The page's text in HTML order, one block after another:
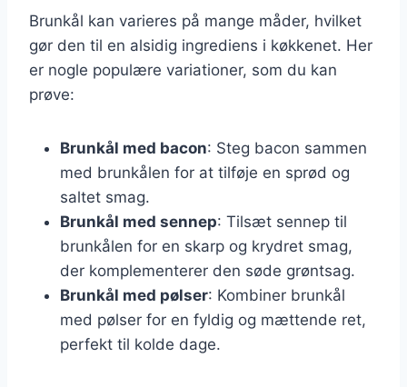
Brunkål kan varieres på mange måder, hvilket
gør den til en alsidig ingrediens i køkkenet. Her
er nogle populære variationer, som du kan
prøve:
Brunkål med bacon: Steg bacon sammen
med brunkålen for at tilføje en sprød og
saltet smag.
Brunkål med sennep: Tilsæt sennep til
brunkålen for en skarp og krydret smag,
der komplementerer den søde grøntsag.
Brunkål med pølser: Kombiner brunkål
med pølser for en fyldig og mættende ret,
perfekt til kolde dage.